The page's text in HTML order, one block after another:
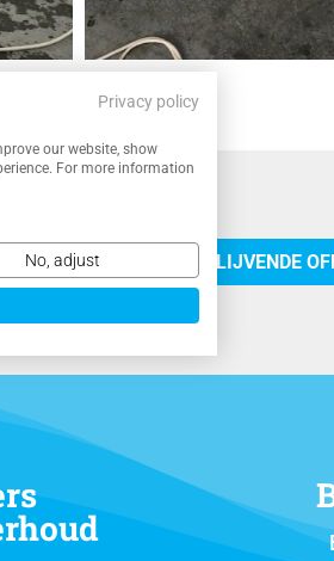
OP VOOR EEN VRIJBLIJVENDE
Privacy policy
our website, show
For more information
No, adjust